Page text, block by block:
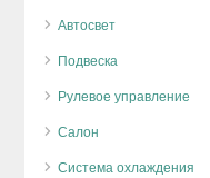
Автосвет
Подвеска
Рулевое управление
Салон
Система охлаждения